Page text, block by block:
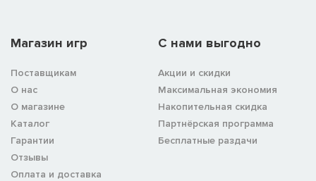
Магазин игр
Поставщикам
О нас
О магазине
Каталог
Гарантии
Отзывы
Оплата и доставка
C нами выгодно
Акции и скидки
Максимальная экономия
Накопительная скидка
Партнёрская программа
Бесплатные раздачи